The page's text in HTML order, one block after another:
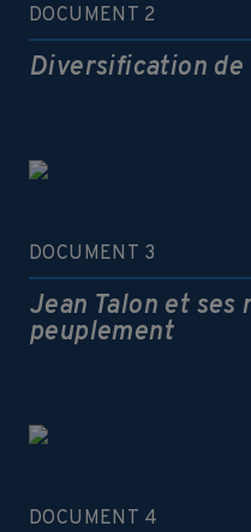
DOCUMENT 2
Diversification de
DOCUMENT 3
Jean Talon et ses
peuplement
DOCUMENT 4